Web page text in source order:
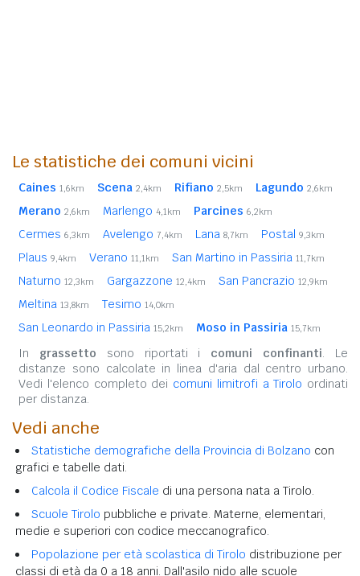
Le statistiche dei comuni vicini
Caines 1,6km Scena 2,4km Rifiano 2,5km Lagundo 2,6km
Merano 2,6km Marlengo 4,1km Parcines 6,2km
Cermes 6,3km Avelengo 7,4km Lana 8,7km Postal 9,3km
Plaus 9,4km Verano 11,1km San Martino in Passiria 11,7km
Naturno 12,3km Gargazzone 12,4km San Pancrazio 12,9km
Meltina 13,8km Tesimo 14,0km
San Leonardo in Passiria 15,2km Moso in Passiria 15,7km
In grassetto sono riportati i comuni confinanti. Le
distanze sono calcolate in linea d'aria dal centro urbano.
Vedi l'elenco completo dei comuni limitrofi a Tirolo ordinati
per distanza.
Vedi anche
Statistiche demografiche della Provincia di Bolzano con
grafici e tabelle dati.
Calcola il Codice Fiscale di una persona nata a Tirolo.
Scuole Tirolo pubbliche e private. Materne, elementari,
medie e superiori con codice meccanografico.
Popolazione per età scolastica di Tirolo distribuzione per
classi di età da 0 a 18 anni. Dall'asilo nido alle scuole